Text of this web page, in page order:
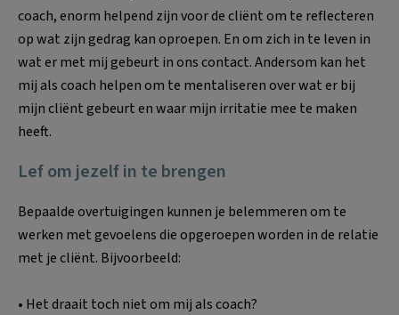
coach, enorm helpend zijn voor de cliënt om te reflecteren
op wat zijn gedrag kan oproepen. En om zich in te leven in
wat er met mij gebeurt in ons contact. Andersom kan het
mij als coach helpen om te mentaliseren over wat er bij
mijn cliënt gebeurt en waar mijn irritatie mee te maken
heeft.
Lef om jezelf in te brengen
Bepaalde overtuigingen kunnen je belemmeren om te
werken met gevoelens die opgeroepen worden in de relatie
met je cliënt. Bijvoorbeeld:
• Het draait toch niet om mij als coach?